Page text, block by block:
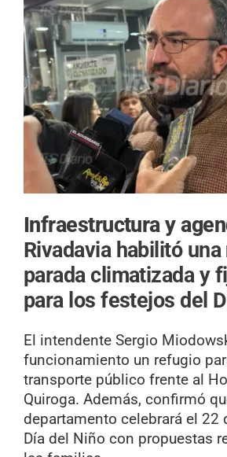
Infraestructura y
Rivadavia habilitó una
parada climatizada y
para los festejos del
El intendente Sergio
funcionamiento un refugio
transporte público frente al
Quiroga. Además, confirmó
departamento celebrará el 22
Día del Niño con propuestas